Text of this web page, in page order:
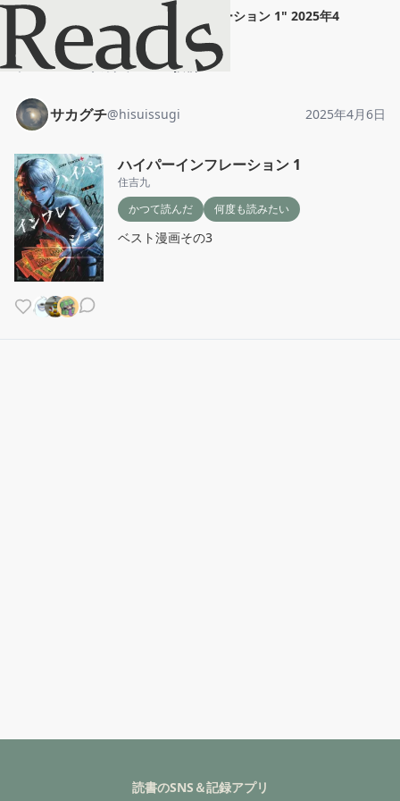
ハイパーインフレーション 1" 2025年4
月6日
ホーム
サカグチ 投稿
サカグチ@hisuissugi 2025年4月6日
ハイパーインフレーション 1
住吉九
かつて読んだ
何度も読みたい
ベスト漫画その3
読書のSNS＆記録アプリ